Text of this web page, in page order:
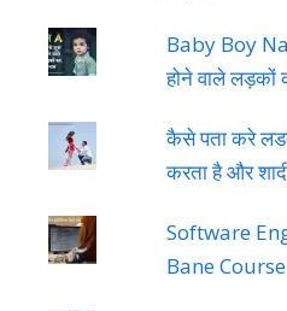
Baby Boy
होने वाले लड़कों
कैसे पता करे
करता है और
Software
Bane